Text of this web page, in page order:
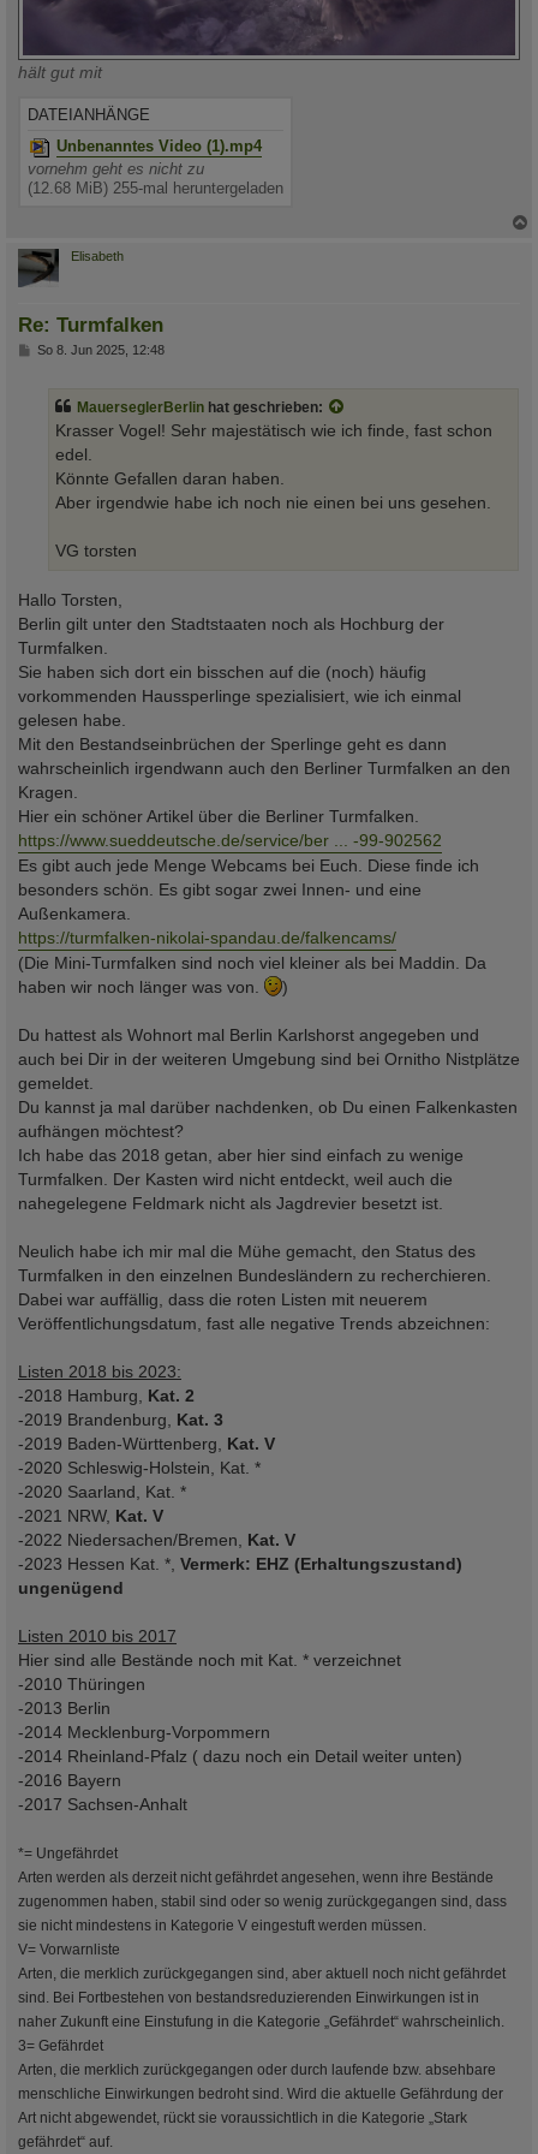
hält gut mit
DATEIANHÄNGE
Unbenanntes Video (1).mp4
vornehm geht es nicht zu
(12.68 MiB) 255-mal heruntergeladen
Elisabeth
Re: Turmfalken
BSo 8. Jun 2025, 12:48
MauerseglerBerlin hat geschrieben:
Krasser Vogel! Sehr majestätisch wie ich finde, fast schon
edel.
Könnte Gefallen daran haben.
Aber irgendwie habe ich noch nie einen bei uns gesehen.
VG torsten
Hallo Torsten,
Berlin gilt unter den Stadtstaaten noch als Hochburg der
Turmfalken.
Sie haben sich dort ein bisschen auf die (noch) häufig
vorkommenden Haussperlinge spezialisiert, wie ich einmal
gelesen habe.
Mit den Bestandseinbrüchen der Sperlinge geht es dann
wahrscheinlich irgendwann auch den Berliner Turmfalken an den
Kragen.
Hier ein schöner Artikel über die Berliner Turmfalken.
https://www.sueddeutsche.de/service/ber ... -99-902562
Es gibt auch jede Menge Webcams bei Euch. Diese finde ich
besonders schön. Es gibt sogar zwei Innen- und eine
Außenkamera.
https://turmfalken-nikolai-spandau.de/falkencams/
(Die Mini-Turmfalken sind noch viel kleiner als bei Maddin. Da
haben wir noch länger was von.
)
Du hattest als Wohnort mal Berlin Karlshorst angegeben und
auch bei Dir in der weiteren Umgebung sind bei Ornitho Nistplätze
gemeldet.
Du kannst ja mal darüber nachdenken, ob Du einen Falkenkasten
aufhängen möchtest?
Ich habe das 2018 getan, aber hier sind einfach zu wenige
Turmfalken. Der Kasten wird nicht entdeckt, weil auch die
nahegelegene Feldmark nicht als Jagdrevier besetzt ist.
Neulich habe ich mir mal die Mühe gemacht, den Status des
Turmfalken in den einzelnen Bundesländern zu recherchieren.
Dabei war auffällig, dass die roten Listen mit neuerem
Veröffentlichungsdatum, fast alle negative Trends abzeichnen:
Listen 2018 bis 2023:
-2018 Hamburg,
Kat. 2
-2019 Brandenburg, Kat. 3
-2019 Baden-Württenberg, Kat. V
-2020 Schleswig-Holstein, Kat. *
-2020 Saarland, Kat. *
-2021 NRW, Kat. V
-2022 Niedersachen/Bremen, Kat. V
-2023 Hessen Kat. *, Vermerk: EHZ (Erhaltungszustand)
ungenügend
Listen 2010 bis 2017
Hier sind alle Bestände noch mit Kat. * verzeichnet
-2010 Thüringen
-2013 Berlin
-2014 Mecklenburg-Vorpommern
-2014 Rheinland-Pfalz ( dazu noch ein Detail weiter unten)
-2016 Bayern
-2017 Sachsen-Anhalt
*= Ungefährdet
Arten werden als derzeit nicht gefährdet angesehen, wenn ihre Bestände
zugenommen haben, stabil sind oder so wenig zurückgegangen sind, dass
sie nicht mindestens in Kategorie V eingestuft werden müssen.
V= Vorwarnliste
Arten, die merklich zurückgegangen sind, aber aktuell noch nicht gefährdet
sind. Bei Fortbestehen von bestandsreduzierenden Einwirkungen ist in
naher Zukunft eine Einstufung in die Kategorie „Gefährdet“ wahrscheinlich.
3= Gefährdet
Arten, die merklich zurückgegangen oder durch laufende bzw. absehbare
menschliche Einwirkungen bedroht sind. Wird die aktuelle Gefährdung der
Art nicht abgewendet, rückt sie voraussichtlich in die Kategorie „Stark
gefährdet“ auf.